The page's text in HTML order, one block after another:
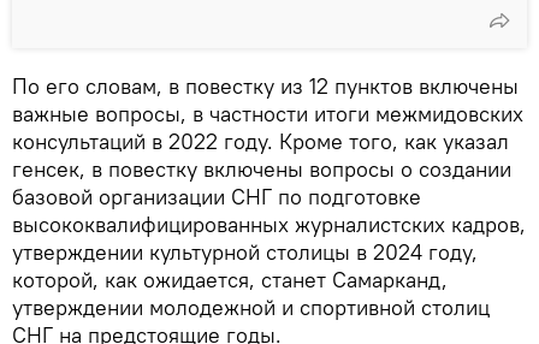
По его словам, в повестку из 12 пунктов включены
важные вопросы, в частности итоги межмидовских
консультаций в 2022 году. Кроме того, как указал
генсек, в повестку включены вопросы о создании
базовой организации СНГ по подготовке
высококвалифицированных журналистских кадров,
утверждении культурной столицы в 2024 году,
которой, как ожидается, станет Самарканд,
утверждении молодежной и спортивной столиц
СНГ на предстоящие годы.